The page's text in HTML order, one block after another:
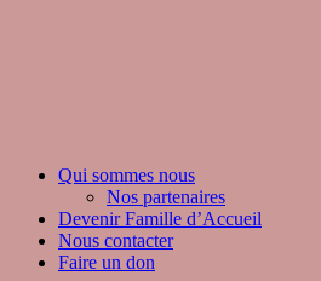
Qui sommes nous
Nos partenaires
Devenir Famille d’Accueil
Nous contacter
Faire un don